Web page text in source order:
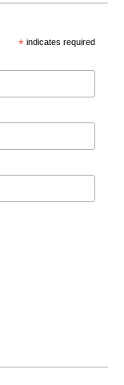
* indicates required